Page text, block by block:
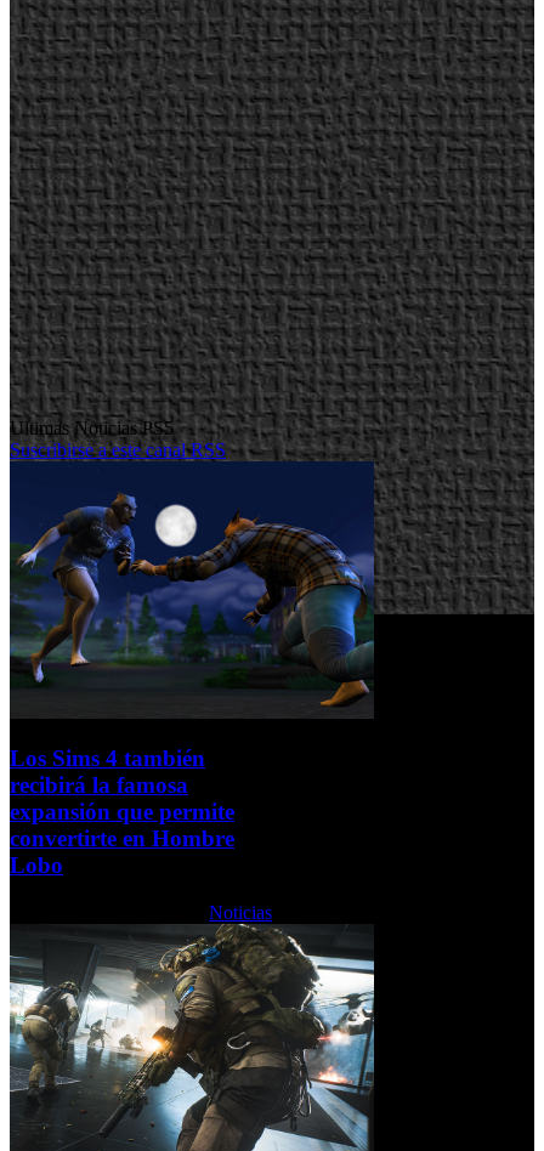
Ultimas Noticias PS5
Suscribirse a este canal RSS
Los Sims 4 también
recibirá la famosa
expansión que permite
convertirte en Hombre
Lobo
Noticias